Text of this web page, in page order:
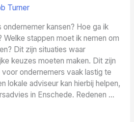
Turner
kansen? Hoe ga ik
Welke stappen moet ik nemen om
Dit zijn situaties waar
keuzes moeten maken. Dit zijn
ondernemers vaak lastig te
lokale adviseur kan hierbij helpen,
in Enschede. Redenen …